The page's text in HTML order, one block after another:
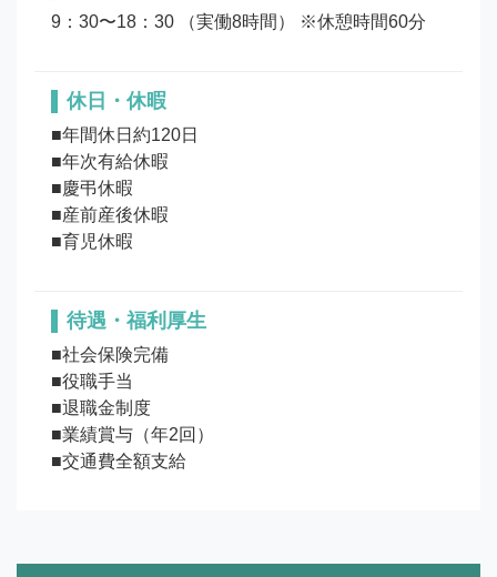
9：30〜18：30 （実働8時間） ※休憩時間60分
休日・休暇
■年間休日約120日
■年次有給休暇
■慶弔休暇
■産前産後休暇
待遇・福利厚生
■社会保険完備
■役職手当
■退職金制度
■業績賞与（年2回）
■交通費全額支給